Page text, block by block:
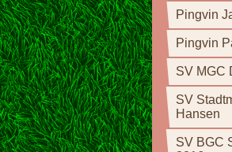
Pingvin
Pingvin
SV MGC
SV
Hansen
SV BGC